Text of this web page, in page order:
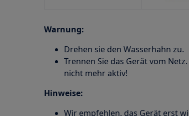
Warnung:
Drehen sie den Wasserhahn zu.
Trennen Sie das Gerät vom
nicht mehr aktiv!
Hinweise:
Wir empfehlen, das Gerät erst